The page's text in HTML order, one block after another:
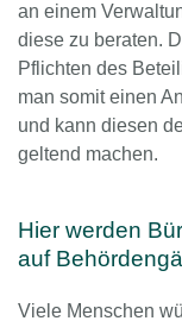
an einem
diese zu beraten.
Pflichten des
man somit einen
und kann diesen
geltend machen.
Hier werden
auf
Viele Menschen